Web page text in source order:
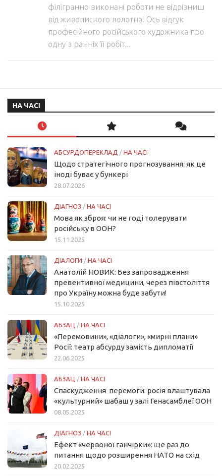
філігранно виконані роботи не відрізниш
від живописного полотна! Ось відгук
професійного російського художника про
одну з ранніх її робіт...
НА ЧАСІ
АБСУРДОПЕРЕКЛАД / НА ЧАСІ
Щодо стратегічного прогнозування: як це
іноді буває у бункері
28.07.2026
ДІАГНОЗ / НА ЧАСІ
Мова як зброя: чи не годі толерувати
російську в ООН?
15.11.2025
ДІАЛОГИ / НА ЧАСІ
Анатолій НОВИК: Без запровадження
превентивної медицини, через півстоліття
про Україну можна буде забути!
15.10.2025
АБЗАЦ / НА ЧАСІ
«Перемовини», «діалоги», «мирні плани»
Росії: театр абсурду замість дипломатії
22.06.2025
АБЗАЦ / НА ЧАСІ
Спаскудження перемоги: росія влаштувала
«культурний» шабаш у залі Генасамблеї ООН
08.05.2025
ДІАГНОЗ / НА ЧАСІ
Ефект «червоної ганчірки»: ще раз до
питання щодо розширення НАТО на схід
20.02.2025